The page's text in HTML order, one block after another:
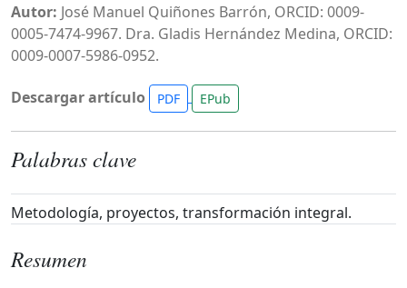
Autor: José Manuel Quiñones Barrón, ORCID: 0009-
0005-7474-9967. Dra. Gladis Hernández Medina, ORCID:
0009-0007-5986-0952.
Descargar artículo PDF EPub
Palabras clave
Metodología, proyectos, transformación integral.
Resumen